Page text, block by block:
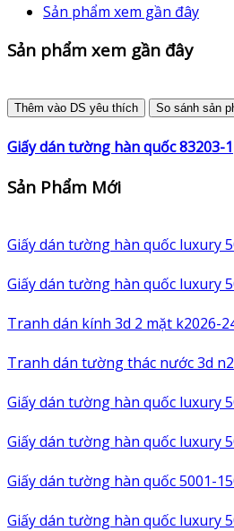
Sản phẩm xem gần đây
Sản phẩm xem gần đây
Thêm vào DS yêu thích So sánh sản
Giấy dán tường hàn quốc 83203-1
Sản Phẩm Mới
Giấy dán tường hàn quốc luxury
Giấy dán tường hàn quốc luxury
Tranh dán kính 3d 2 mặt k2026-
Tranh dán tường thác nước 3d
Giấy dán tường hàn quốc luxury
Giấy dán tường hàn quốc luxury
Giấy dán tường hàn quốc 5001-
Giấy dán tường hàn quốc luxury